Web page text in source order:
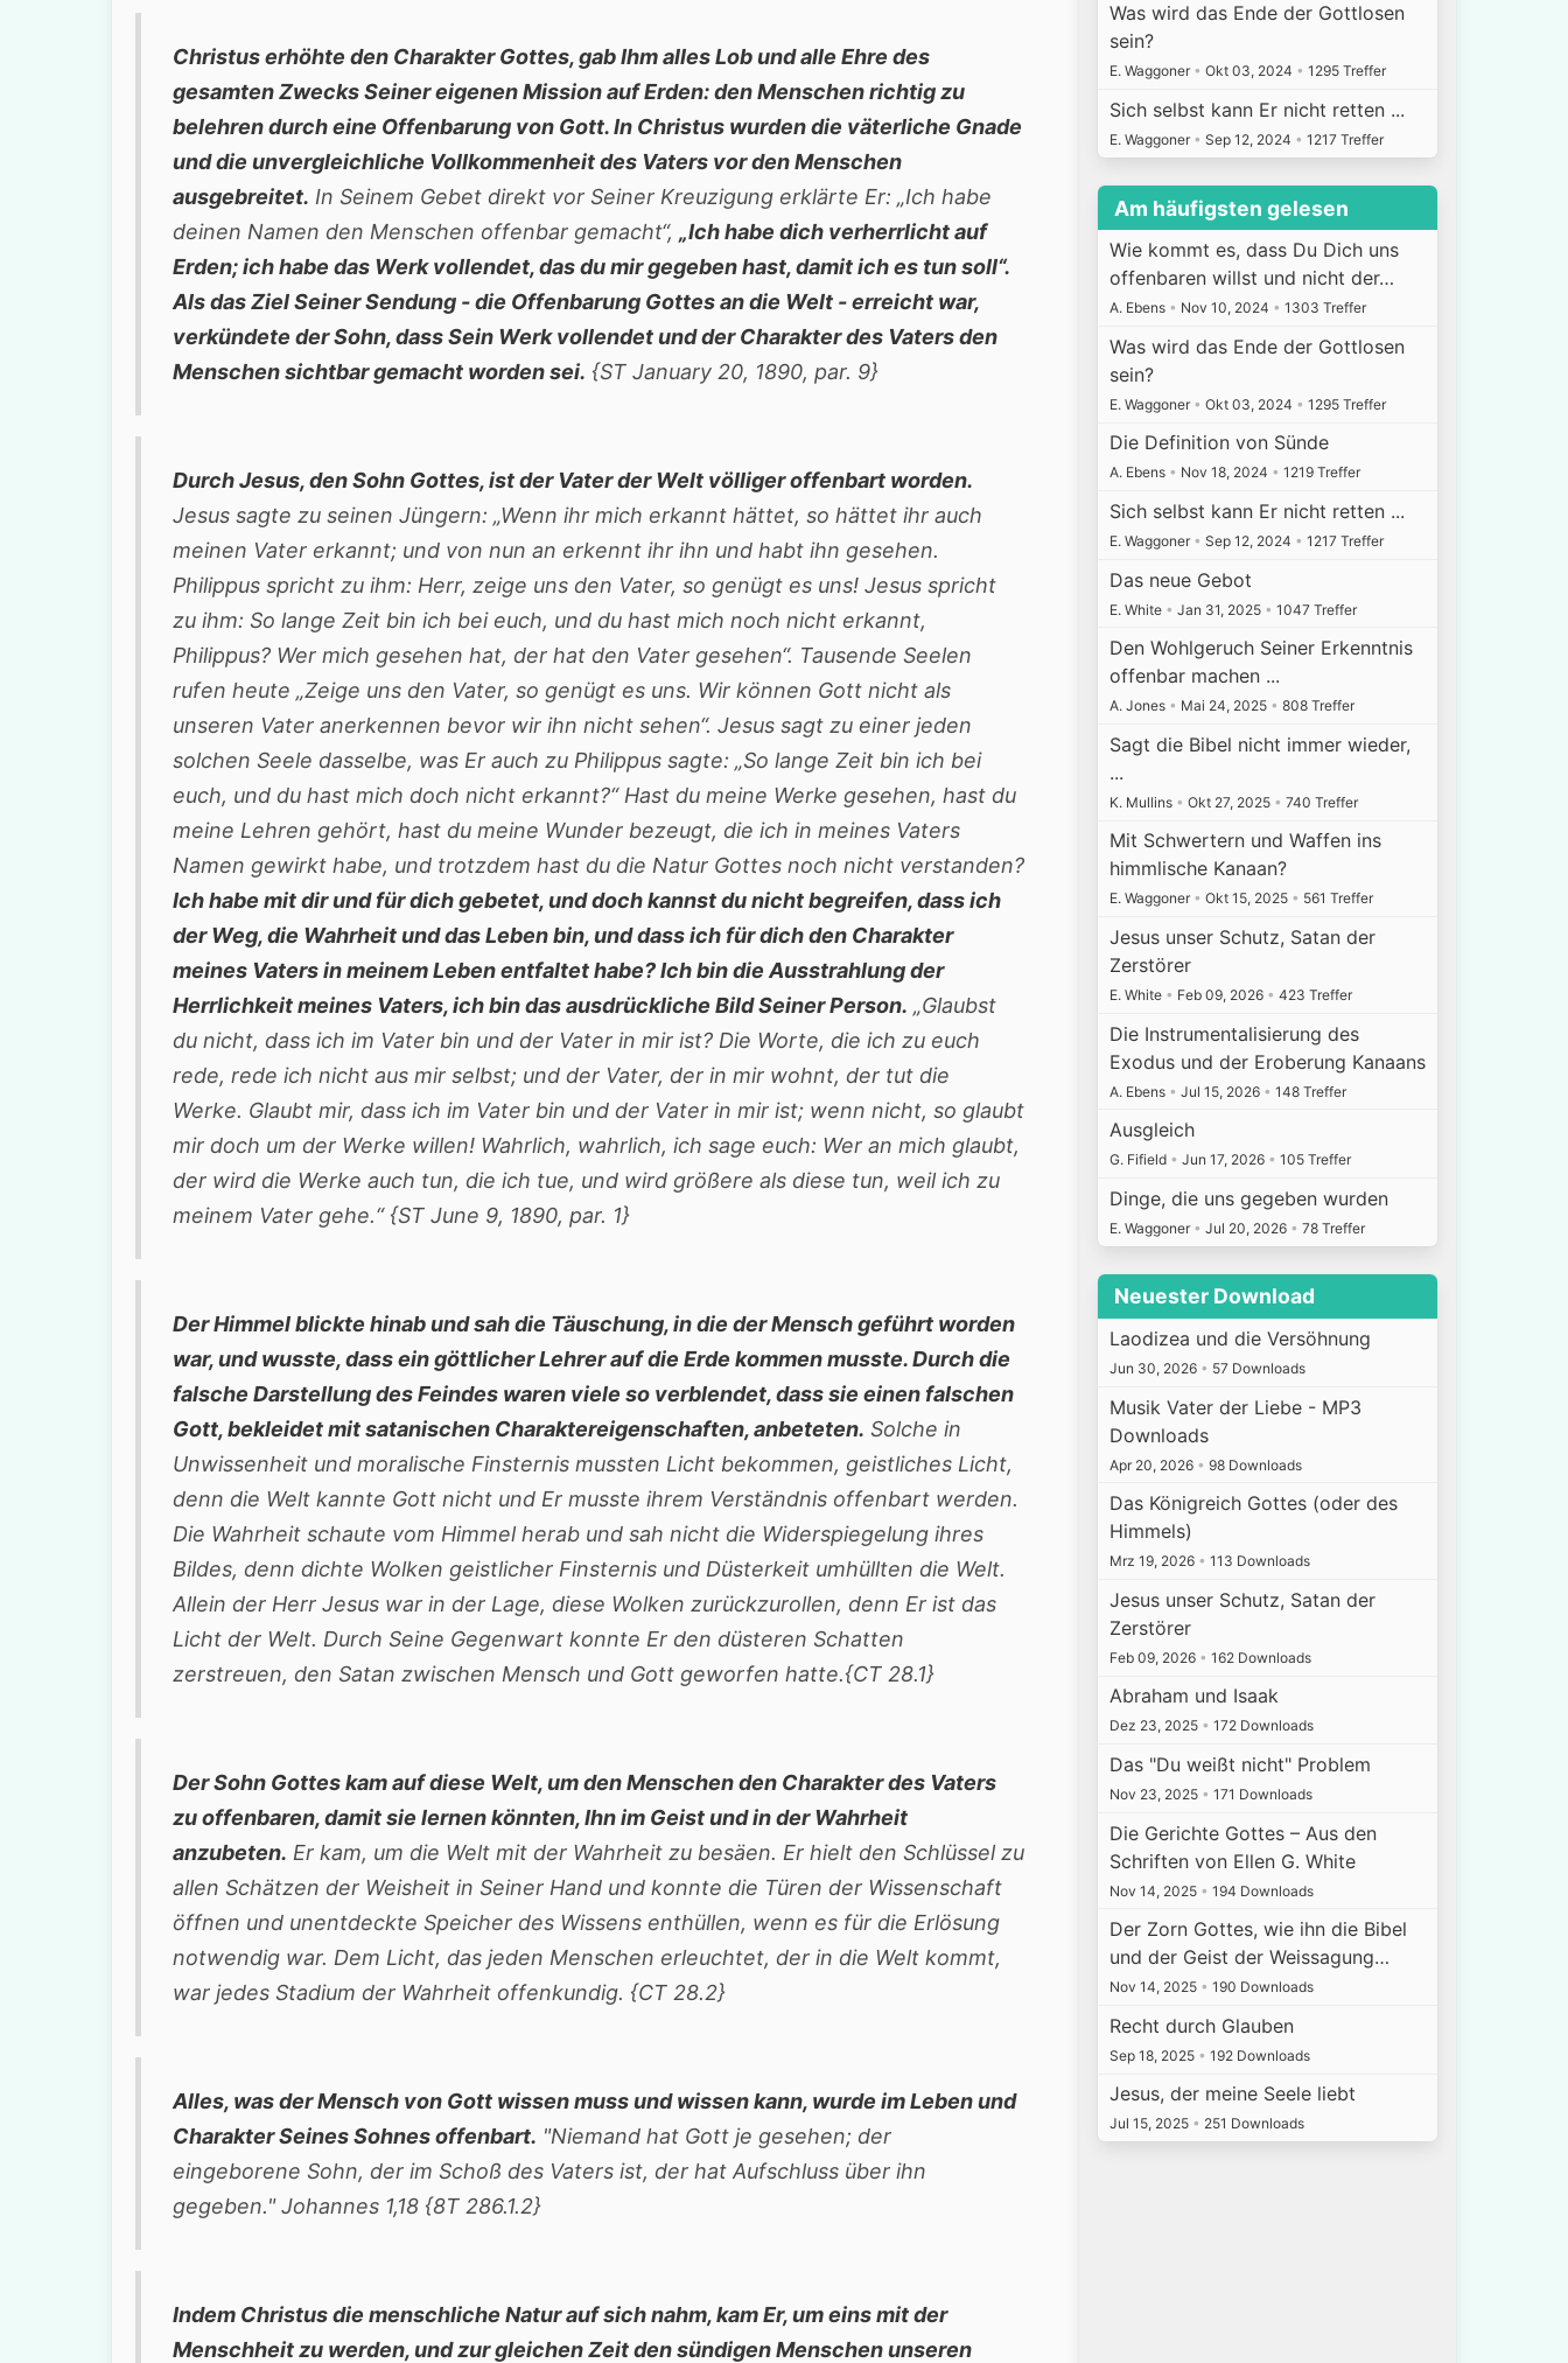
Christus erhöhte den Charakter Gottes, gab Ihm alles Lob und alle Ehre des
gesamten Zwecks Seiner eigenen Mission auf Erden: den Menschen richtig zu
belehren durch eine Offenbarung von Gott. In Christus wurden die väterliche Gnade
und die unvergleichliche Vollkommenheit des Vaters vor den Menschen
ausgebreitet. In Seinem Gebet direkt vor Seiner Kreuzigung erklärte Er: „Ich habe
deinen Namen den Menschen offenbar gemacht“, „Ich habe dich verherrlicht auf
Erden; ich habe das Werk vollendet, das du mir gegeben hast, damit ich es tun soll“.
Als das Ziel Seiner Sendung - die Offenbarung Gottes an die Welt - erreicht war,
verkündete der Sohn, dass Sein Werk vollendet und der Charakter des Vaters den
Menschen sichtbar gemacht worden sei. {ST January 20, 1890, par. 9}
Durch Jesus, den Sohn Gottes, ist der Vater der Welt völliger offenbart worden.
Jesus sagte zu seinen Jüngern: „Wenn ihr mich erkannt hättet, so hättet ihr auch
meinen Vater erkannt; und von nun an erkennt ihr ihn und habt ihn gesehen.
Philippus spricht zu ihm: Herr, zeige uns den Vater, so genügt es uns! Jesus spricht
zu ihm: So lange Zeit bin ich bei euch, und du hast mich noch nicht erkannt,
Philippus? Wer mich gesehen hat, der hat den Vater gesehen“. Tausende Seelen
rufen heute „Zeige uns den Vater, so genügt es uns. Wir können Gott nicht als
unseren Vater anerkennen bevor wir ihn nicht sehen“. Jesus sagt zu einer jeden
solchen Seele dasselbe, was Er auch zu Philippus sagte: „So lange Zeit bin ich bei
euch, und du hast mich doch nicht erkannt?“ Hast du meine Werke gesehen, hast du
meine Lehren gehört, hast du meine Wunder bezeugt, die ich in meines Vaters
Namen gewirkt habe, und trotzdem hast du die Natur Gottes noch nicht verstanden?
Ich habe mit dir und für dich gebetet, und doch kannst du nicht begreifen, dass ich
der Weg, die Wahrheit und das Leben bin, und dass ich für dich den Charakter
meines Vaters in meinem Leben entfaltet habe? Ich bin die Ausstrahlung der
Herrlichkeit meines Vaters, ich bin das ausdrückliche Bild Seiner Person. „Glaubst
du nicht, dass ich im Vater bin und der Vater in mir ist? Die Worte, die ich zu euch
rede, rede ich nicht aus mir selbst; und der Vater, der in mir wohnt, der tut die
Werke. Glaubt mir, dass ich im Vater bin und der Vater in mir ist; wenn nicht, so glaubt
mir doch um der Werke willen! Wahrlich, wahrlich, ich sage euch: Wer an mich glaubt,
der wird die Werke auch tun, die ich tue, und wird größere als diese tun, weil ich zu
meinem Vater gehe.“ {ST June 9, 1890, par. 1}
Der Himmel blickte hinab und sah die Täuschung, in die der Mensch geführt worden
war, und wusste, dass ein göttlicher Lehrer auf die Erde kommen musste. Durch die
falsche Darstellung des Feindes waren viele so verblendet, dass sie einen falschen
Gott, bekleidet mit satanischen Charaktereigenschaften, anbeteten. Solche in
Unwissenheit und moralische Finsternis mussten Licht bekommen, geistliches Licht,
denn die Welt kannte Gott nicht und Er musste ihrem Verständnis offenbart werden.
Die Wahrheit schaute vom Himmel herab und sah nicht die Widerspiegelung ihres
Bildes, denn dichte Wolken geistlicher Finsternis und Düsterkeit umhüllten die Welt.
Allein der Herr Jesus war in der Lage, diese Wolken zurückzurollen, denn Er ist das
Licht der Welt. Durch Seine Gegenwart konnte Er den düsteren Schatten
zerstreuen, den Satan zwischen Mensch und Gott geworfen hatte.{CT 28.1}
Der Sohn Gottes kam auf diese Welt, um den Menschen den Charakter des Vaters
zu offenbaren, damit sie lernen könnten, Ihn im Geist und in der Wahrheit
anzubeten. Er kam, um die Welt mit der Wahrheit zu besäen. Er hielt den Schlüssel zu
allen Schätzen der Weisheit in Seiner Hand und konnte die Türen der Wissenschaft
öffnen und unentdeckte Speicher des Wissens enthüllen, wenn es für die Erlösung
notwendig war. Dem Licht, das jeden Menschen erleuchtet, der in die Welt kommt,
war jedes Stadium der Wahrheit offenkundig. {CT 28.2}
Alles, was der Mensch von Gott wissen muss und wissen kann, wurde im Leben und
Charakter Seines Sohnes offenbart. "Niemand hat Gott je gesehen; der
eingeborene Sohn, der im Schoß des Vaters ist, der hat Aufschluss über ihn
gegeben." Johannes 1,18 {8T 286.1.2}
Indem Christus die menschliche Natur auf sich nahm, kam Er, um eins mit der
Menschheit zu werden, und zur gleichen Zeit den sündigen Menschen unseren
Was wird das Ende der Gottlosen
sein?
E. Waggoner • Okt 03, 2024 • 1295 Treffer
Sich selbst kann Er nicht retten ...
E. Waggoner • Sep 12, 2024 • 1217 Treffer
Am häufigsten gelesen
Wie kommt es, dass Du Dich uns
offenbaren willst und nicht der…
A. Ebens • Nov 10, 2024 • 1303 Treffer
Was wird das Ende der Gottlosen
sein?
E. Waggoner • Okt 03, 2024 • 1295 Treffer
Die Definition von Sünde
A. Ebens • Nov 18, 2024 • 1219 Treffer
Sich selbst kann Er nicht retten ...
E. Waggoner • Sep 12, 2024 • 1217 Treffer
Das neue Gebot
E. White • Jan 31, 2025 • 1047 Treffer
Den Wohlgeruch Seiner Erkenntnis
offenbar machen ...
A. Jones • Mai 24, 2025 • 808 Treffer
Sagt die Bibel nicht immer wieder,
...
K. Mullins • Okt 27, 2025 • 740 Treffer
Mit Schwertern und Waffen ins
himmlische Kanaan?
E. Waggoner • Okt 15, 2025 • 561 Treffer
Jesus unser Schutz, Satan der
Zerstörer
E. White • Feb 09, 2026 • 423 Treffer
Die Instrumentalisierung des
Exodus und der Eroberung Kanaans
A. Ebens • Jul 15, 2026 • 148 Treffer
Ausgleich
G. Fifield • Jun 17, 2026 • 105 Treffer
Dinge, die uns gegeben wurden
E. Waggoner • Jul 20, 2026 • 78 Treffer
Neuester Download
Laodizea und die Versöhnung
Jun 30, 2026 • 57 Downloads
Musik Vater der Liebe - MP3
Downloads
Apr 20, 2026 • 98 Downloads
Das Königreich Gottes (oder des
Himmels)
Mrz 19, 2026 • 113 Downloads
Jesus unser Schutz, Satan der
Zerstörer
Feb 09, 2026 • 162 Downloads
Abraham und Isaak
Dez 23, 2025 • 172 Downloads
Das "Du weißt nicht" Problem
Nov 23, 2025 • 171 Downloads
Die Gerichte Gottes – Aus den
Schriften von Ellen G. White
Nov 14, 2025 • 194 Downloads
Der Zorn Gottes, wie ihn die Bibel
und der Geist der Weissagung…
Nov 14, 2025 • 190 Downloads
Recht durch Glauben
Sep 18, 2025 • 192 Downloads
Jesus, der meine Seele liebt
Jul 15, 2025 • 251 Downloads